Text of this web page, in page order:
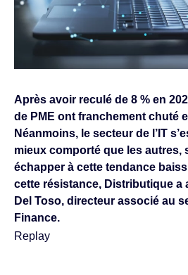
Après avoir reculé de 8 % en
de PME ont franchement chuté
Néanmoins, le secteur de l’IT
mieux comporté que les autres,
échapper à cette tendance
cette résistance, Distributique a
Del Toso, directeur associé au
Finance.
Replay